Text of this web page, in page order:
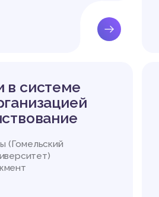
в системе
(Гомельский